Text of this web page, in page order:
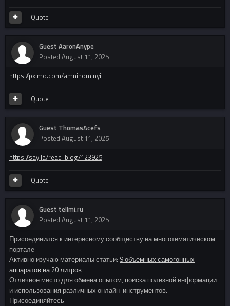
Quote
Guest AaronAnype
Posted August 11, 2025
https://pxlmo.com/amnihominyi
Quote
Guest ThomasAcefs
Posted August 11, 2025
https://say.la/read-blog/123925
Quote
Guest tellmi.ru
Posted August 11, 2025
Присоединился к интересному сообществу на многотематическом
портале!
Активно изучаю материалы статьи: 9 объемных самогонных
аппаратов на 20 литров
Отличное место для обмена опытом, поиска полезной информации
и использования различных онлайн-инструментов.
Присоединяйтесь!